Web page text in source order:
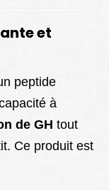
et
peptide
à
de GH tout
Ce produit est